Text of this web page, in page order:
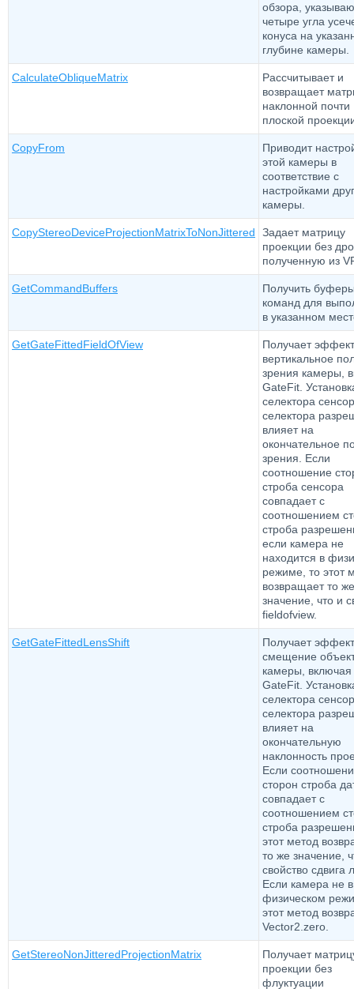
обзора,
четыре угла
конуса на
глубине камеры.
CalculateObliqueMatrix
Рассчитывает и
возвращает
наклонной почти
плоской
CopyFrom
Приводит
этой камеры в
соответствие с
настройками
камеры.
CopyStereoDeviceProjectionMatrixToNonJittered
Задает матрицу
проекции без
полученную из
GetCommandBuffers
Получить
команд для
в указанном
GetGateFittedFieldOfView
Получает
вертикальное
зрения камеры,
GateFit.
селектора
селектора
влияет на
окончательное
зрения. Если
соотношение
строба сенсора
совпадает с
соотношением
строба
если камера не
находится в
режиме, то этот
возвращает то же
значение, что и
fieldofview.
GetGateFittedLensShift
Получает
смещение
камеры, включая
GateFit.
селектора
селектора
влияет на
окончательную
наклонность
Если
сторон строба
совпадает с
соотношением
строба
этот метод
то же значение,
свойство сдвига
Если камера не в
физическом
этот метод
Vector2.zero.
GetStereoNonJitteredProjectionMatrix
Получает
проекции без
флуктуации